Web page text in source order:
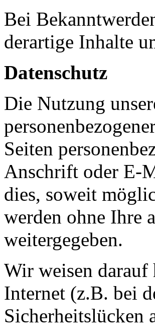
Bei
derartige Inhalte
Datenschutz
Die Nutzung
Seiten
Anschrift oder E-
dies, soweit
werden ohne Ihre
weitergegeben.
Wir weisen darauf
Internet (z.B. bei
Sicherheitslücken